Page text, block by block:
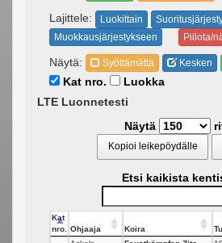
Lajittele: Luokittain
Muokkausjärjestykseen
Piilota/
Näytä: Syöttämättä Kesken
Kat nro.
Luokka
LTE Luonnetesti
Näytä
Kopioi leikepöydälle
Etsi kaikista
Kat
nro.
Ohjaaja Koira